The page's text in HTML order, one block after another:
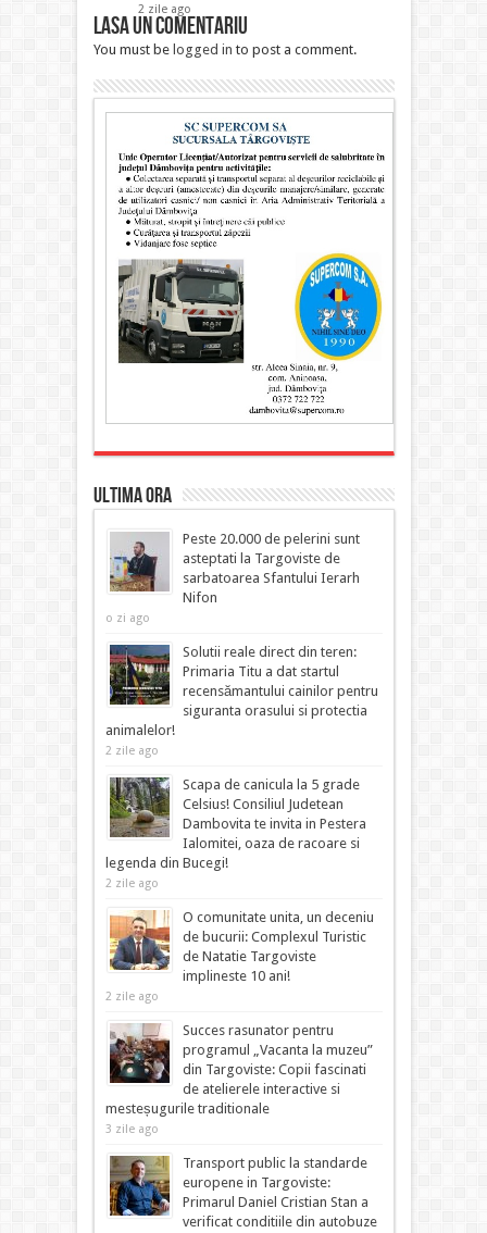
2 zile ago
Lasa un comentariu
You must be logged in to post a comment.
ULTIMA ORA
Peste 20.000 de pelerini sunt
asteptati la Targoviste de
sarbatoarea Sfantului Ierarh
Nifon
o zi ago
Solutii reale direct din teren:
Primaria Titu a dat startul
recensămantului cainilor pentru
siguranta orasului si protectia
animalelor!
2 zile ago
Scapa de canicula la 5 grade
Celsius! Consiliul Judetean
Dambovita te invita in Pestera
Ialomitei, oaza de racoare si
legenda din Bucegi!
2 zile ago
O comunitate unita, un deceniu
de bucurii: Complexul Turistic
de Natatie Targoviste
implineste 10 ani!
2 zile ago
Succes rasunator pentru
programul „Vacanta la muzeu”
din Targoviste: Copii fascinati
de atelierele interactive si
mesteșugurile traditionale
3 zile ago
Transport public la standarde
europene in Targoviste:
Primarul Daniel Cristian Stan a
verificat conditiile din autobuze